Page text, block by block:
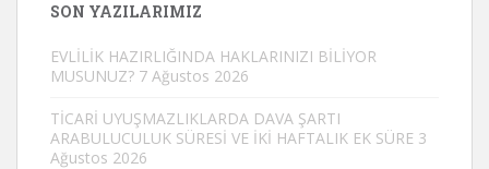
SON YAZILARIMIZ
EVLİLİK HAZIRLIĞINDA HAKLARINIZI BİLİYOR
MUSUNUZ? 7 Ağustos 2026
TİCARİ UYUŞMAZLIKLARDA DAVA ŞARTI
ARABULUCULUK SÜRESİ VE İKİ HAFTALIK EK SÜRE 3
Ağustos 2026